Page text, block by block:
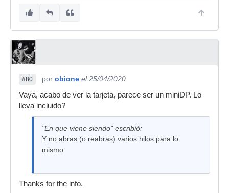
#80 por obione el 25/04/2020
Vaya, acabo de ver la tarjeta, parece ser un miniDP. Lo
lleva incluido?
"En que viene siendo" escribió:
Y no abras (o reabras) varios hilos para lo
mismo
Thanks for the info.